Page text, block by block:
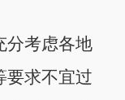
考虑各地
要求不宜过